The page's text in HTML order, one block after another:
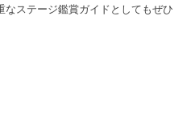
ステージ鑑賞ガイドとしてもぜひ